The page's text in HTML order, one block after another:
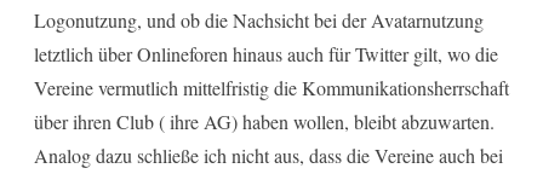
Logonutzung, und ob die Nachsicht bei der Avatarnutzung
letztlich über Onlineforen hinaus auch für Twitter gilt, wo die
Vereine vermutlich mittelfristig die Kommunikationsherrschaft
über ihren Club ( ihre AG) haben wollen, bleibt abzuwarten.
Analog dazu schließe ich nicht aus, dass die Vereine auch bei